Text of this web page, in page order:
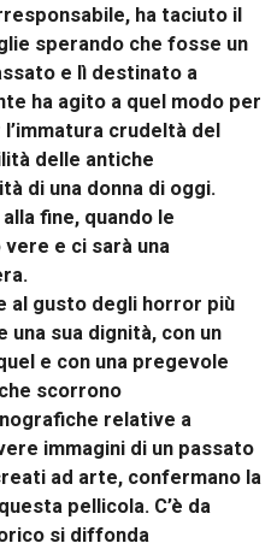
ha taciuto il
sperando che fosse un
e lì destinato a
ha agito a quel modo per
crudeltà del
delle antiche
di una donna di oggi.
fine, quando le
e ci sarà una
al gusto degli horror più
una sua dignità, con un
e con una pregevole
scorrono
relative a
immagini di un passato
ad arte, confermano la
pellicola. C’è da
si diffonda